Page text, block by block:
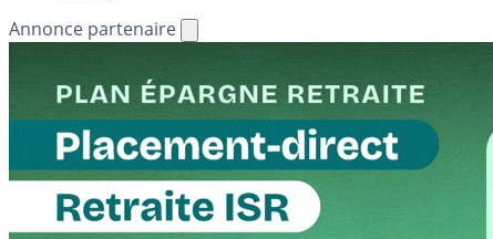
Annonce partenaire